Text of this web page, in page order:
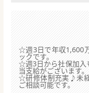
☆週3日で年収1,600
ックです。
☆週3日から社保加入
当支給がございます。
☆研修体制充実♪未
ご相談可能です。